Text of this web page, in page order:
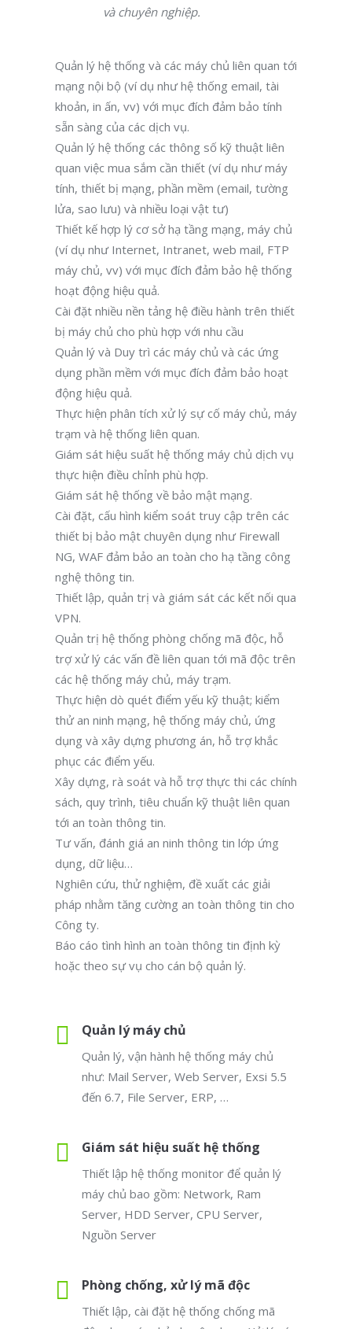
và chuyên nghiệp.
Quản lý hệ thống và các máy chủ liên quan tới
mạng nội bộ (ví dụ như hệ thống email, tài
khoản, in ấn, vv) với mục đích đảm bảo tính
sẵn sàng của các dịch vụ.
Quản lý hệ thống các thông số kỹ thuật liên
quan việc mua sắm cần thiết (ví dụ như máy
tính, thiết bị mạng, phần mềm (email, tường
lửa, sao lưu) và nhiều loại vật tư)
Thiết kế hợp lý cơ sở hạ tầng mạng, máy chủ
(ví dụ như Internet, Intranet, web mail, FTP
máy chủ, vv) với mục đích đảm bảo hệ thống
hoạt động hiệu quả.
Cài đặt nhiều nền tảng hệ điều hành trên thiết
bị máy chủ cho phù hợp với nhu cầu
Quản lý và Duy trì các máy chủ và các ứng
dụng phần mềm với mục đích đảm bảo hoạt
động hiệu quả.
Thực hiện phân tích xử lý sự cố máy chủ, máy
trạm và hệ thống liên quan.
Giám sát hiệu suất hệ thống máy chủ dịch vụ
thực hiện điều chỉnh phù hợp.
Giám sát hệ thống về bảo mật mạng.
Cài đặt, cấu hình kiểm soát truy cập trên các
thiết bị bảo mật chuyên dụng như Firewall
NG, WAF đảm bảo an toàn cho hạ tầng công
nghệ thông tin.
Thiết lập, quản trị và giám sát các kết nối qua
VPN.
Quản trị hệ thống phòng chống mã độc, hỗ
trợ xử lý các vấn đề liên quan tới mã độc trên
các hệ thống máy chủ, máy trạm.
Thực hiện dò quét điểm yếu kỹ thuật; kiểm
thử an ninh mạng, hệ thống máy chủ, ứng
dụng và xây dựng phương án, hỗ trợ khắc
phục các điểm yếu.
Xây dựng, rà soát và hỗ trợ thực thi các chính
sách, quy trình, tiêu chuẩn kỹ thuật liên quan
tới an toàn thông tin.
Tư vấn, đánh giá an ninh thông tin lớp ứng
dụng, dữ liệu…
Nghiên cứu, thử nghiệm, đề xuất các giải
pháp nhằm tăng cường an toàn thông tin cho
Công ty.
Báo cáo tình hình an toàn thông tin định kỳ
hoặc theo sự vụ cho cán bộ quản lý.
Quản lý máy chủ
Quản lý, vận hành hệ thống máy chủ
như: Mail Server, Web Server, Exsi 5.5
đến 6.7, File Server, ERP, …
Giám sát hiệu suất hệ thống
Thiết lập hệ thống monitor để quản lý
máy chủ bao gồm: Network, Ram
Server, HDD Server, CPU Server,
Nguồn Server
Phòng chống, xử lý mã độc
Thiết lập, cài đặt hệ thống chống mã